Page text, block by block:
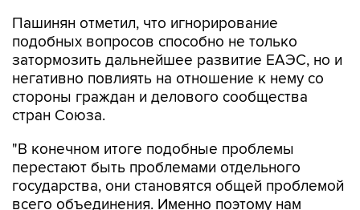
Пашинян отметил, что игнорирование
подобных вопросов способно не только
затормозить дальнейшее развитие ЕАЭС, но и
негативно повлиять на отношение к нему со
стороны граждан и делового сообщества
стран Союза.
"В конечном итоге подобные проблемы
перестают быть проблемами отдельного
государства, они становятся общей проблемой
всего объединения. Именно поэтому нам